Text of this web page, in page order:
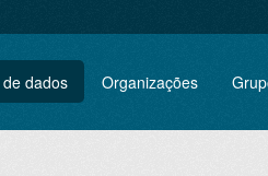
dados Organizações